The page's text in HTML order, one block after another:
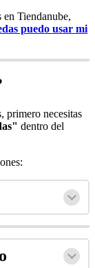
en Tiendanube,
puedo usar mi
primero necesitas
dentro del